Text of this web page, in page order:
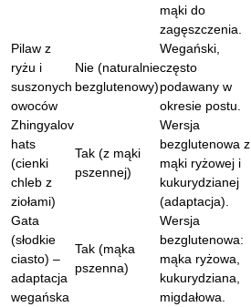
mąki do
zagęszczenia.
Pilaw z
ryżu i
suszonych
owoców
Nie (naturalnie
bezglutenowy)
Wegański,
często
podawany w
okresie postu.
Zhingyalov
hats
(cienki
chleb z
ziołami)
Tak (z mąki
pszennej)
Wersja
bezglutenowa z
mąki ryżowej i
kukurydzianej
(adaptacja).
Gata
(słodkie
ciasto) –
adaptacja
wegańska
Tak (mąka
pszenna)
Wersja
bezglutenowa:
mąka ryżowa,
kukurydziana,
migdałowa.